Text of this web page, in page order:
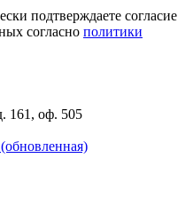
подтверждаете согласие
согласно политики
161, оф. 505